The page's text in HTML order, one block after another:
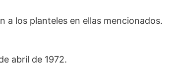
a los planteles en ellas mencionados.
abril de 1972.